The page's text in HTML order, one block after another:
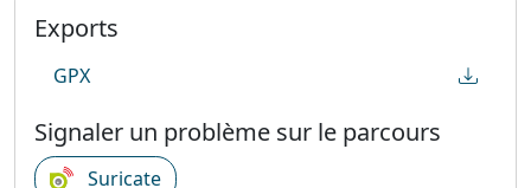
Exports
GPX
Signaler un problème sur le parcours
Suricate